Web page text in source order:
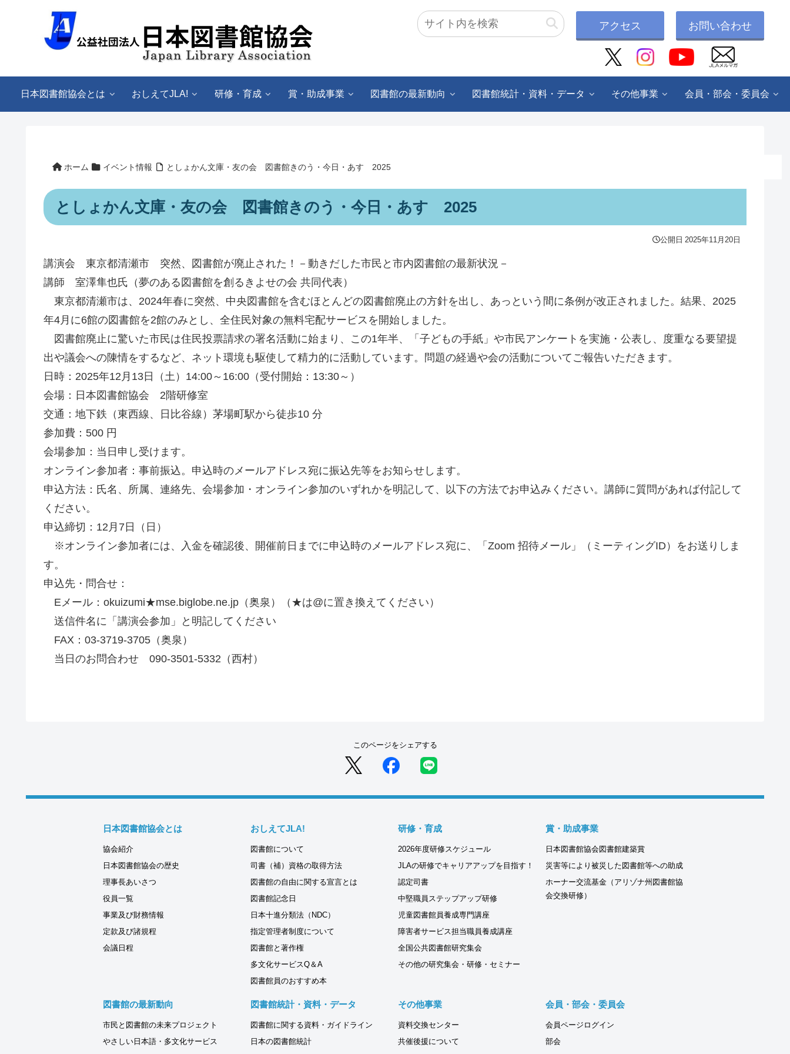
アクセス お問い合わせ
日本図書館協会とは おしえてJLA! 研修・育成 賞・助成事業 図書館の最新動向 図書館統計・資料・データ その他事業 会員・部会・委員会
ホーム イベント情報 としょかん文庫・友の会 図書館きのう・今日・あす 2025
としょかん文庫・友の会 図書館きのう・今日・あす 2025
公開日 2025年11月20日
講演会 東京都清瀬市 突然、図書館が廃止された！－動きだした市民と市内図書館の最新状況－
講師 室澤隼也氏（夢のある図書館を創るきよせの会 共同代表）
東京都清瀬市は、2024年春に突然、中央図書館を含むほとんどの図書館廃止の方針を出し、あっという間に条例が改正されました。結果、2025
年4月に6館の図書館を2館のみとし、全住民対象の無料宅配サービスを開始しました。
図書館廃止に驚いた市民は住民投票請求の署名活動に始まり、この1年半、「子どもの手紙」や市民アンケートを実施・公表し、度重なる要望提
出や議会への陳情をするなど、ネット環境も駆使して精力的に活動しています。問題の経過や会の活動についてご報告いただきます。
日時：2025年12月13日（土）14:00～16:00（受付開始：13:30～）
会場：日本図書館協会 2階研修室
交通：地下鉄（東西線、日比谷線）茅場町駅から徒歩10 分
参加費：500 円
会場参加：当日申し受けます。
オンライン参加者：事前振込。申込時のメールアドレス宛に振込先等をお知らせします。
申込方法：氏名、所属、連絡先、会場参加・オンライン参加のいずれかを明記して、以下の方法でお申込みください。講師に質問があれば付記して
ください。
申込締切：12月7日（日）
※オンライン参加者には、入金を確認後、開催前日までに申込時のメールアドレス宛に、「Zoom 招待メール」（ミーティングID）をお送りしま
す。
申込先・問合せ：
Eメール：okuizumi★mse.biglobe.ne.jp（奥泉）（★は@に置き換えてください）
送信件名に「講演会参加」と明記してください
FAX：03-3719-3705（奥泉）
当日のお問合わせ 090-3501-5332（西村）
このページをシェアする
日本図書館協会とは
協会紹介
日本図書館協会の歴史
理事長あいさつ
役員一覧
事業及び財務情報
定款及び諸規程
会議日程
おしえてJLA!
図書館について
司書（補）資格の取得方法
図書館の自由に関する宣言とは
図書館記念日
日本十進分類法（NDC）
指定管理者制度について
図書館と著作権
多文化サービスQ＆A
図書館員のおすすめ本
研修・育成
2026年度研修スケジュール
JLAの研修でキャリアアップを目指す！
認定司書
中堅職員ステップアップ研修
児童図書館員養成専門講座
障害者サービス担当職員養成講座
全国公共図書館研究集会
その他の研究集会・研修・セミナー
賞・助成事業
日本図書館協会図書館建築賞
災害等により被災した図書館等への助成
ホーナー交流基金（アリゾナ州図書館協
会交換研修）
図書館の最新動向
市民と図書館の未来プロジェクト
やさしい日本語・多文化サービス
図書館統計・資料・データ
図書館に関する資料・ガイドライン
日本の図書館統計
その他事業
資料交換センター
共催後援について
会員・部会・委員会
会員ページログイン
部会